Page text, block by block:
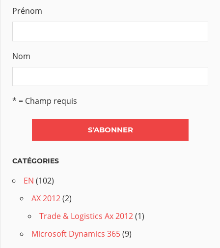
Prénom
Nom
* = Champ requis
CATÉGORIES
EN (102)
AX 2012(2)
Trade & Logistics Ax 2012(1)
Microsoft Dynamics 365(9)